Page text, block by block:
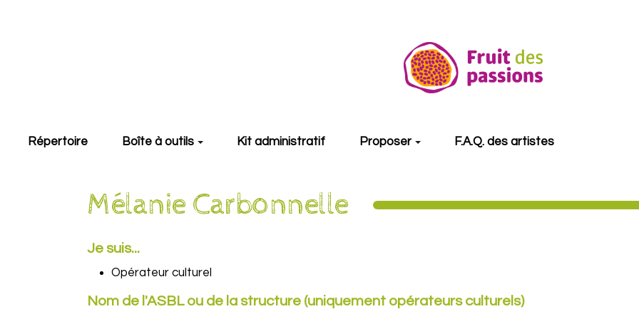
Répertoire Boîte à outils Kit administratif Proposer F.A.Q. des artistes
Mélanie Carbonnelle
Je suis...
Opérateur culturel
Nom de l'ASBL ou de la structure (uniquement opérateurs culturels)